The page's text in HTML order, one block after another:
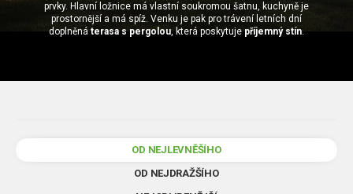
Technologie domu
Zděné domy na klíč
Pracovní pozice
Prohlížet vše v kategorii Magazín
7 důvodů, proč si zvolit bungalov
Výhody a nevýhody dřevostaveb a zděných domů
Přízemní rodinné domy
RD Zhoř u Jihlavy
Prohlížet vše v kategorii Reference
Za jeden den pod střechou
prvky. Hlavní ložnice má vlastní soukromou šatnu, kuchyně je
prostornější a má spíž. Venku je pak pro trávení letních dní
doplněnáterasa s pergolou, která poskytujepříjemný stín.
OD NEJLEVNĚŠÍHO
OD NEJDRAŽŠÍHO